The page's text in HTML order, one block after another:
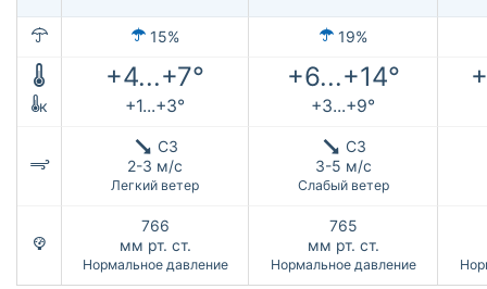
15% 19%
+4...+7° +6...+14°
к +1...+3° +3...+9°
СЗ
2-3 м/с
Легкий ветер
СЗ
3-5 м/с
Слабый ветер
766
мм рт. ст.
Нормальное давление
765
мм рт. ст.
Нормальное давление